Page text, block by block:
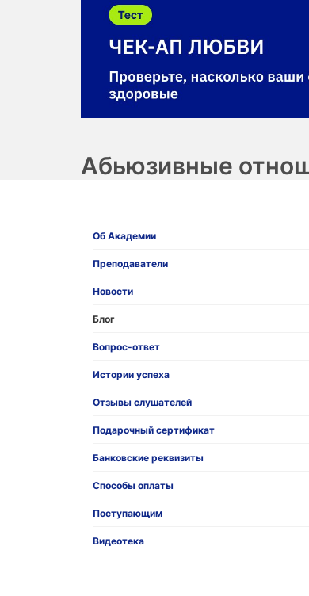
Абьюзивные
Об Академии
Преподаватели
Новости
Блог
Вопрос-ответ
Истории успеха
Отзывы слушателей
Подарочный сертификат
Банковские реквизиты
Способы оплаты
Поступающим
Видеотека